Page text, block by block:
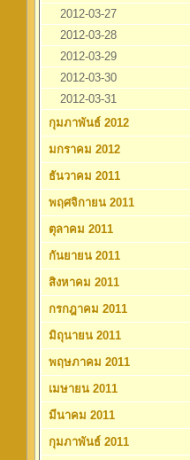
2012-03-27
2012-03-28
2012-03-29
2012-03-30
2012-03-31
กุมภาพันธ์ 2012
มกราคม 2012
ธันวาคม 2011
พฤศจิกายน 2011
ตุลาคม 2011
กันยายน 2011
สิงหาคม 2011
กรกฎาคม 2011
มิถุนายน 2011
พฤษภาคม 2011
เมษายน 2011
มีนาคม 2011
กุมภาพันธ์ 2011